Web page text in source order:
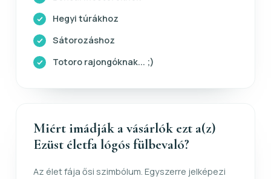
Hegyi túrákhoz
Sátorozáshoz
Totoro rajongóknak... ;)
Miért imádják a vásárlók ezt a(z)
Ezüst életfa lógós fülbevaló?
Az élet fája ősi szimbólum. Egyszerre jelképezi